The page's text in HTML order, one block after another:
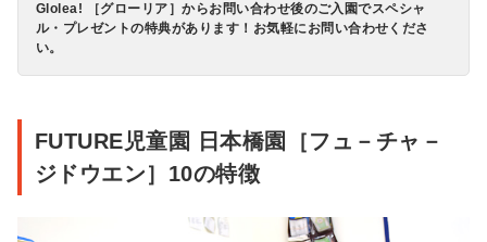
Glolea! ［グローリア］からお問い合わせ後のご入園でスペシャ
ル・プレゼントの特典があります！お気軽にお問い合わせくださ
い。
FUTURE児童園 日本橋園［フュ－チャ－
ジドウエン］10の特徴